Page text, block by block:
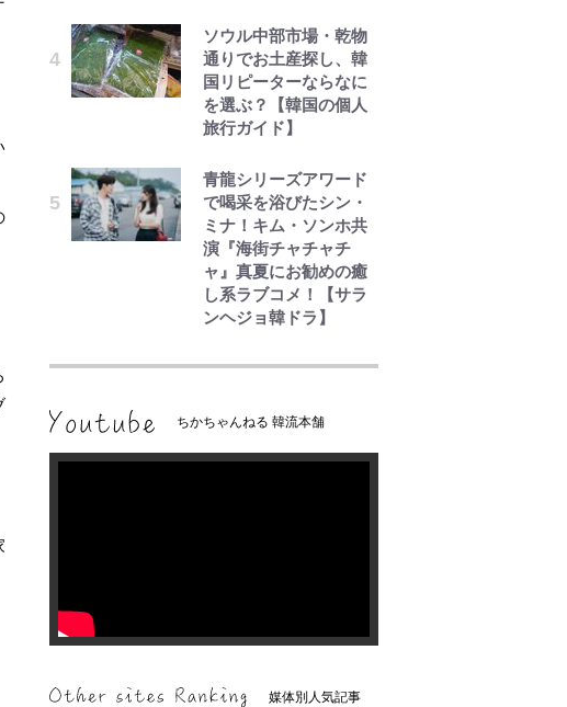
ソウル中部市場・乾物
通りでお土産探し、韓
国リピーターならなに
を選ぶ？【韓国の個人
旅行ガイド】
青龍シリーズアワード
で喝采を浴びたシン・
ミナ！キム・ソンホ共
演『海街チャチャチ
ャ』真夏にお勧めの癒
し系ラブコメ！【サラ
ンヘジョ韓ドラ】
ちかちゃんねる 韓流本舗
媒体別人気記事